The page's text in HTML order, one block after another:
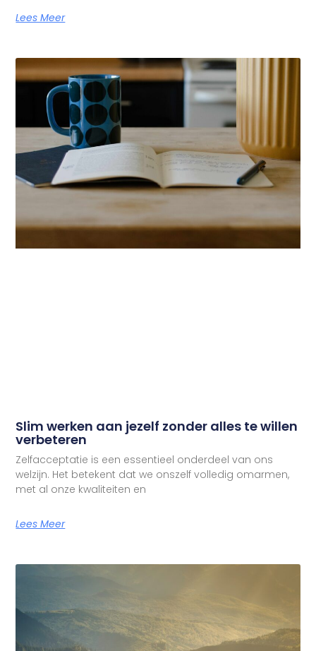
Lees Meer
Slim werken aan jezelf zonder alles te willen
verbeteren
Zelfacceptatie is een essentieel onderdeel van ons
welzijn. Het betekent dat we onszelf volledig omarmen,
met al onze kwaliteiten en
Lees Meer